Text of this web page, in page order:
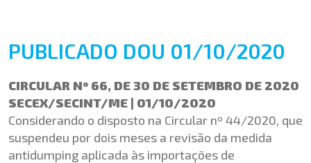
PUBLICADO DOU 01/10/2020
CIRCULAR Nº 66, DE 30 DE SETEMBRO DE 2020
SECEX/SECINT/ME | 01/10/2020
Considerando o disposto na Circular nº 44/2020, que
suspendeu por dois meses a revisão da medida
antidumping aplicada às importações de